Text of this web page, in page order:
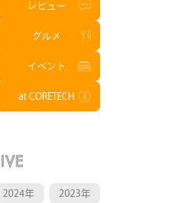
レビュー
グルメ
イベント
at CORETECH
2024年 2023年